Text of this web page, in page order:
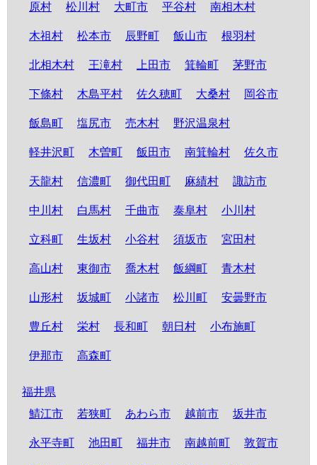
原村 松川村 大町市 平谷村 南相木村
木祖村 松本市 辰野町 飯山市 根羽村
北相木村 王滝村 上田市 箕輪町 茅野市
下條村 木島平村 佐久穂町 大桑村 岡谷市
飯島町 塩尻市 売木村 野沢温泉村
軽井沢町 木曽町 飯田市 南箕輪村 佐久市
天龍村 信濃町 御代田町 麻績村 諏訪市
中川村 白馬村 千曲市 泰阜村 小川村
立科町 生坂村 小谷村 須坂市 宮田村
高山村 東御市 喬木村 飯綱町 青木村
山形村 坂城町 小諸市 松川町 安曇野市
豊丘村 栄村 長和町 朝日村 小布施町
伊那市 高森町
福井県
鯖江市
若狭町 あわら市 越前市 坂井市
永平寺町 池田町 福井市 南越前町 敦賀市